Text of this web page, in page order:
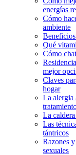
energías
Cómo
ambiente
Qué
Cómo
mejor
Claves
hogar
La alergia
La
Las
tántricos
Razones
sexuales